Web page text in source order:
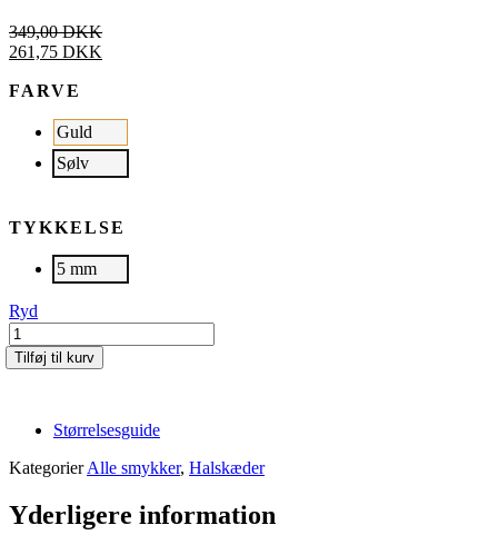
349,00DKK
261,75 DKK
FARVE
Guld
Sølv
TYKKELSE
5 mm
Ryd
HAWK
|
Sølv
Tilføj til kurv
Størrelsesguide
Kategorier Alle smykker, Halskæder
Yderligere information